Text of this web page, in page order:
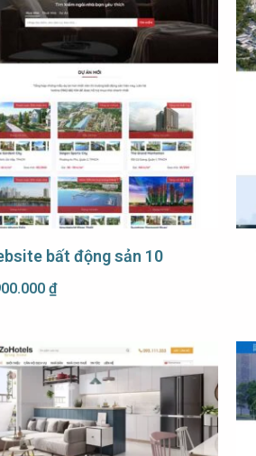
bất động sản 10
₫